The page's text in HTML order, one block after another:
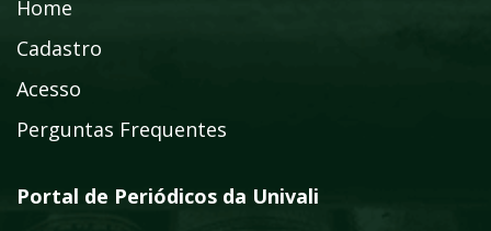
Home
Cadastro
Acesso
Perguntas Frequentes
Portal de Periódicos da Univali